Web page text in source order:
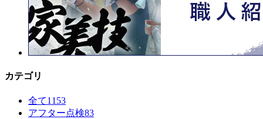
カテゴリ
全て1153
アフター点検83